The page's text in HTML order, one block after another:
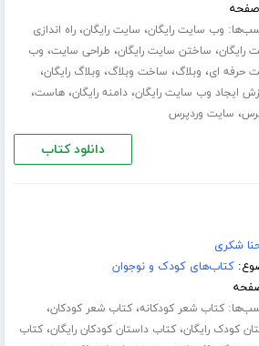
وب سایت رایگان، سایت رایگان،راه اندازی
رایگان، ساختن سایت رایگان، طراحی سایت، وب
حرفه ای، وبلاگ، ساخت وبلاگ، وبلاگ رایگان،
ایجاد وب سایت رایگان،دامنه رایگان،هاست،
، سایت وردپرس
دانلود کتاب
شکری
کتاب‌های کودک و نوجوان
کتاب شعر کودکانه،کتاب شعر کودکان،
کودک رایگان،کتاب داستان کودکان رایگان،کتاب